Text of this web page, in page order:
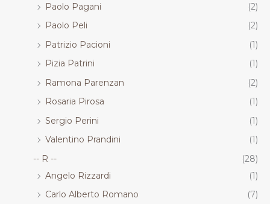
Paolo Pagani
(2)
Paolo Peli
(2)
Patrizio Pacioni
(1)
Pizia Patrini
(1)
Ramona Parenzan
(2)
Rosaria Pirosa
(1)
Sergio Perini
(1)
Valentino Prandini
(1)
-- R --
(28)
Angelo Rizzardi
(1)
Carlo Alberto Romano
(7)